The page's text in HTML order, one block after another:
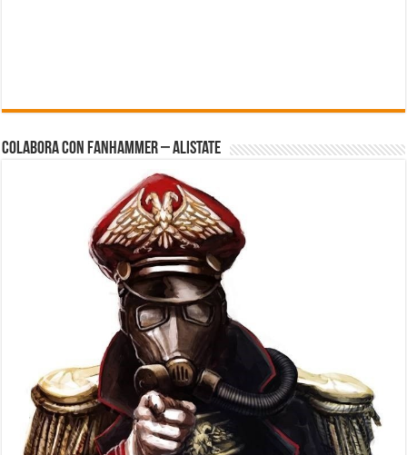
Colabora con FanHammer – Alistate